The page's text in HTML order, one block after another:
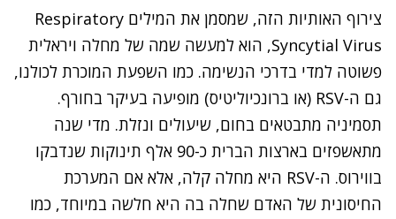
צירוף האותיות הזה, שמסמן את המילים Respiratory
Syncytial Virus, הוא למעשה שמה של מחלה ויראלית
פשוטה למדי בדרכי הנשימה. כמו השפעת המוכרת לכולנו,
גם ה-RSV (או ברונכיוליטיס) מופיעה בעיקר בחורף.
תסמיניה מתבטאים בחום, שיעולים ונזלת. מדי שנה
מתאשפזים בארצות הברית כ-90 אלף תינוקות שנדבקו
בווירוס. ה-RSV היא מחלה קלה, אלא אם המערכת
החיסונית של האדם שחלה בה היא חלשה במיוחד, כמו